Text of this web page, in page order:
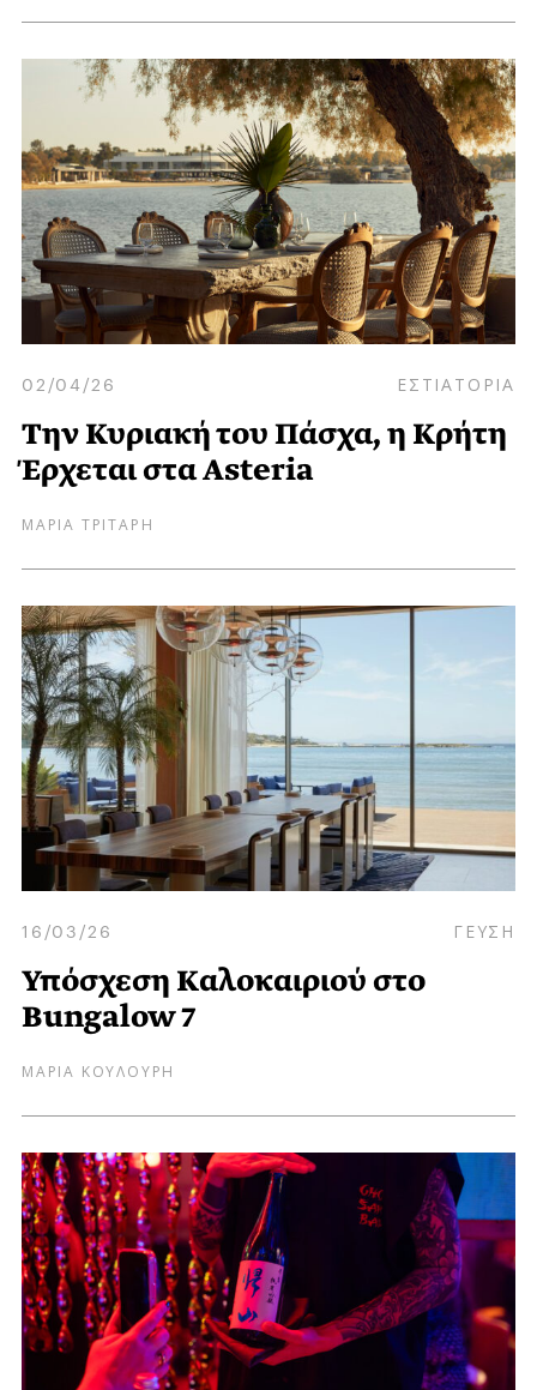
02/04/26 ΕΣΤΙΑΤΟΡΙΑ
Την Κυριακή του Πάσχα, η Κρήτη
Έρχεται στα Asteria
ΜΑΡΙΑ ΤΡΙΤΑΡΗ
16/03/26 ΓΕΥΣΗ
Υπόσχεση Kαλοκαιριού στο
Bungalow 7
ΜΑΡΙΑ ΚΟΥΛΟΥΡΗ